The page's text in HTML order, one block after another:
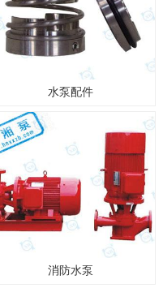
水泵配件
消防水泵